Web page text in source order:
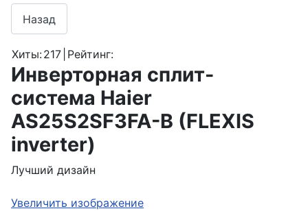
Хиты:217 Рейтинг:
Инверторная сплит-
система Haier
AS25S2SF3FA-B (FLEXIS
inverter)
Лучший дизайн
Увеличить изображение